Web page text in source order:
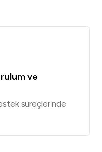
ve
süreçlerinde